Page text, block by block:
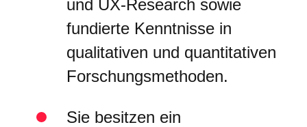
und UX-Research sowie
fundierte Kenntnisse in
qualitativen und quantitativen
Forschungsmethoden.
Sie besitzen ein